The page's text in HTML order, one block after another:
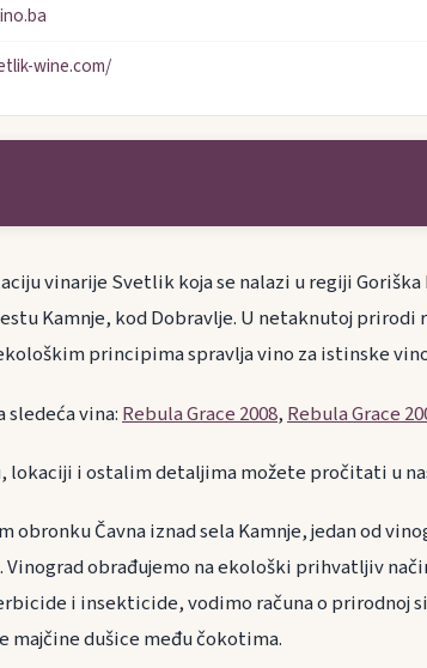
wine.com/
vinarije Svetlik koja se nalazi u regiji Goriška
Kamnje, kod Dobravlje. U netaknutoj prirodi
principima spravlja vino za istinske
vina: Rebula Grace 2008, Rebula Grace
lokaciji i ostalim detaljima možete pročitati u
obronku Čavna iznad sela Kamnje, jedan od
Vinograd obrađujemo na ekološki prihvatljiv
i insekticide, vodimo računa o prirodnoj
majčine dušice među čokotima.